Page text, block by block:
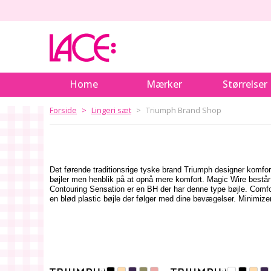
Home Mærker Størrelser
Forside Lingeri sæt Triumph Brand Shop
Det førende traditionsrige tyske brand Triumph designer
bøjler men henblik på at opnå mere komfort. Magic Wire
Contouring Sensation er en BH der har denne type bøjle.
en blød plastic bøjle der følger med dine bevægelser.